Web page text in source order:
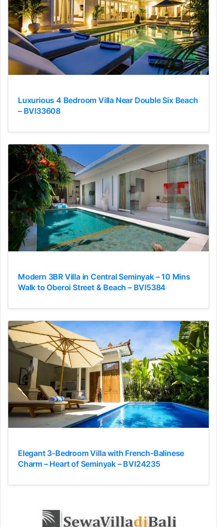
Luxurious 4 Bedroom Villa Near Double Six Beach
– BVI33608
Modern 3BR Villa in Central Seminyak – 10 Mins
Walk to Oberoi Street & Beach – BVI5384
Elegant 3-Bedroom Villa with French-Balinese
Charm – Heart of Seminyak – BVI24235